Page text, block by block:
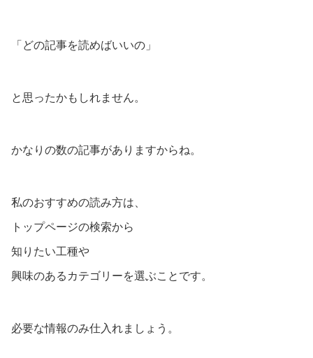
「どの記事を読めばいいの」
と思ったかもしれません。
かなりの数の記事がありますからね。
私のおすすめの読み方は、
トップページの検索から
知りたい工種や
興味のあるカテゴリーを選ぶことです。
必要な情報のみ仕入れましょう。